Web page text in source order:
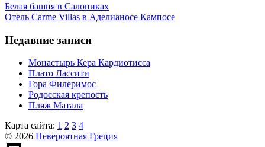
Белая башня в Салониках
Отель Carme Villas в Аделианосе Кампосе
Недавние записи
Монастырь Кера Кардиотисса
Плато Лассити
Гора Филеримос
Родосская крепость
Пляж Матала
Карта сайта: 1 2 3 4
© 2026 Невероятная Греция